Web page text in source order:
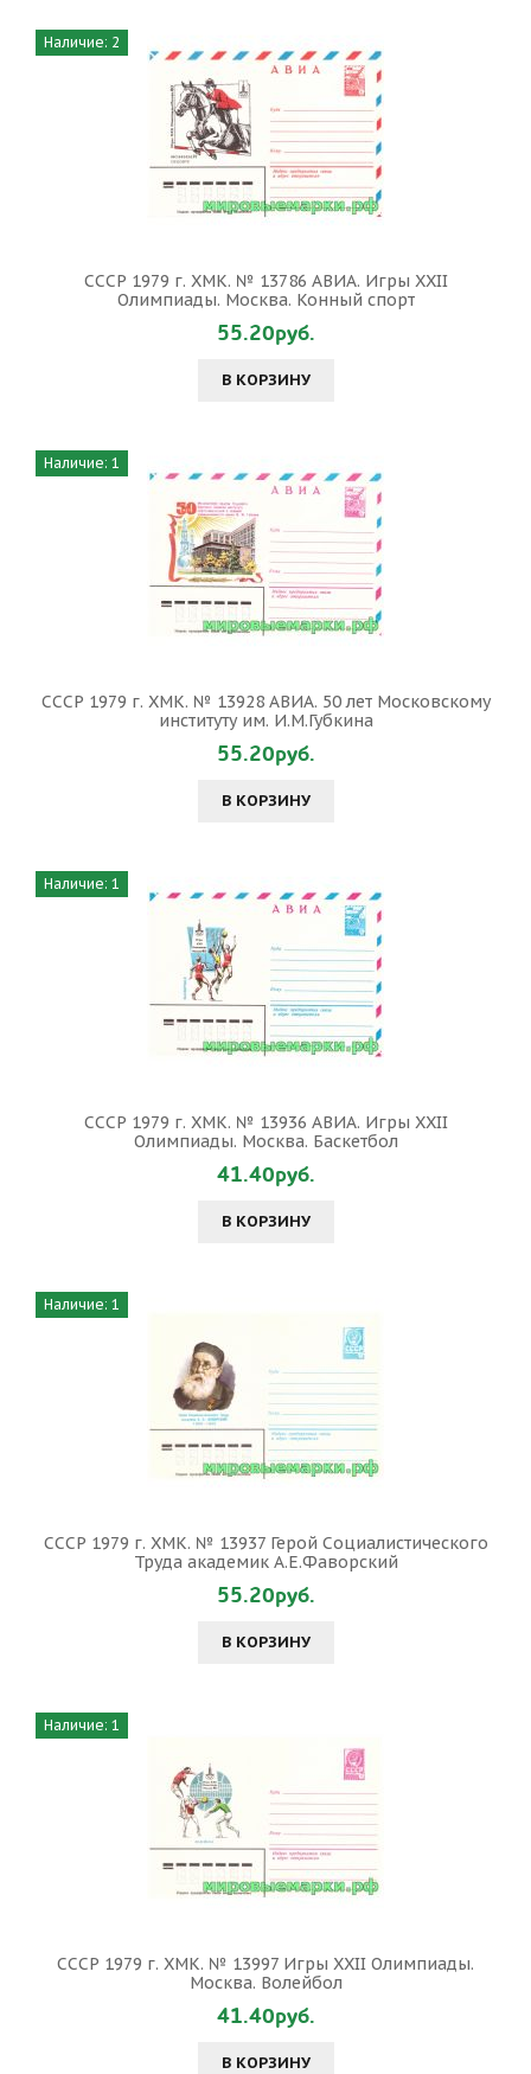
Наличие: 2
СССР 1979 г. ХМК. № 13786 АВИА. Игры XXII
Олимпиады. Москва. Конный спорт
55.20руб.
В КОРЗИНУ
Наличие: 1
СССР 1979 г. ХМК. № 13928 АВИА. 50 лет Московскому
институту им. И.М.Губкина
55.20руб.
В КОРЗИНУ
Наличие: 1
СССР 1979 г. ХМК. № 13936 АВИА. Игры XXII
Олимпиады. Москва. Баскетбол
41.40руб.
В КОРЗИНУ
Наличие: 1
СССР 1979 г. ХМК. № 13937 Герой Социалистического
Труда академик А.Е.Фаворский
55.20руб.
В КОРЗИНУ
Наличие: 1
СССР 1979 г. ХМК. № 13997 Игры XXII Олимпиады.
Москва. Волейбол
41.40руб.
В КОРЗИНУ